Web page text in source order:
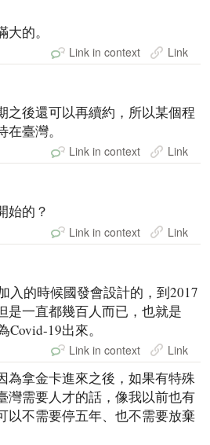
的。
Link in context Link
之後還可以再續約，所以某個程
臺灣。
Link in context Link
始的？
Link in context Link
入的時候國發會設計的，到2017
是一直都幾百人而已，也就是
Covid-19出來。
Link in context Link
為拿金卡進來之後，如果有特殊
灣需要人才的話，像我以前也有
以不需要停五年、也不需要放棄